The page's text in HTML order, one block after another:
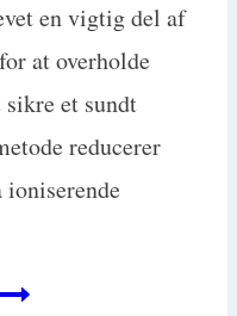
en vigtig del af
at overholde
et sundt
reducerer